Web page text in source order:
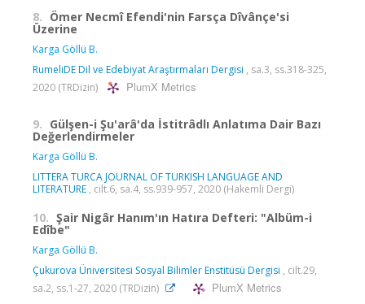
8. Ömer Necmî Efendi'nin Farsça Dîvânçe'si
Üzerine
Karga Göllü B.
RumeliDE Dil ve Edebiyat Araştırmaları Dergisi , sa.3, ss.318-325,
2020 (TRDizin)
PlumX Metrics
9. Gülşen-i Şu'arâ'da İstitrâdlı Anlatıma Dair Bazı
Değerlendirmeler
Karga Göllü B.
LITTERA TURCA JOURNAL OF TURKISH LANGUAGE AND
LITERATURE , cilt.6, sa.4, ss.939-957, 2020 (Hakemli Dergi)
10. Şair Nigâr Hanım'ın Hatıra Defteri: "Albüm-i
Edîbe"
Karga Göllü B.
Çukurova Üniversitesi Sosyal Bilimler Enstitüsü Dergisi , cilt.29,
sa.2, ss.1-27, 2020 (TRDizin)
PlumX Metrics